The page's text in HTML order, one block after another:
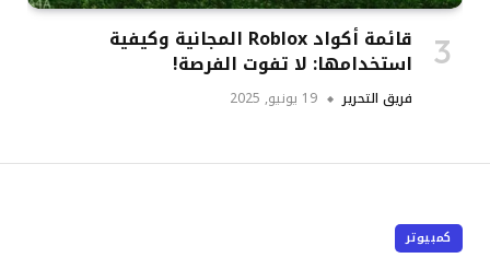
قائمة أكواد Roblox المجانية وكيفية
استخدامها: لا تفوت الفرصة!
فريق التحرير 19 يونيو, 2025
كمبيوتر